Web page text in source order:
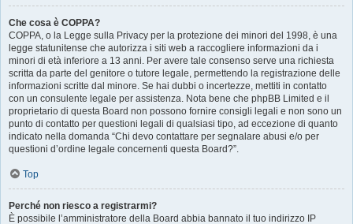
Che cosa è COPPA?
COPPA, o la Legge sulla Privacy per la protezione dei minori del 1998, è una
legge statunitense che autorizza i siti web a raccogliere informazioni da i
minori di età inferiore a 13 anni. Per avere tale consenso serve una richiesta
scritta da parte del genitore o tutore legale, permettendo la registrazione delle
informazioni scritte dal minore. Se hai dubbi o incertezze, mettiti in contatto
con un consulente legale per assistenza. Nota bene che phpBB Limited e il
proprietario di questa Board non possono fornire consigli legali e non sono un
punto di contatto per questioni legali di qualsiasi tipo, ad eccezione di quanto
indicato nella domanda “Chi devo contattare per segnalare abusi e/o per
questioni d’ordine legale concernenti questa Board?”.
Top
Perché non riesco a registrarmi?
È possibile l’amministratore della Board abbia bannato il tuo indirizzo IP